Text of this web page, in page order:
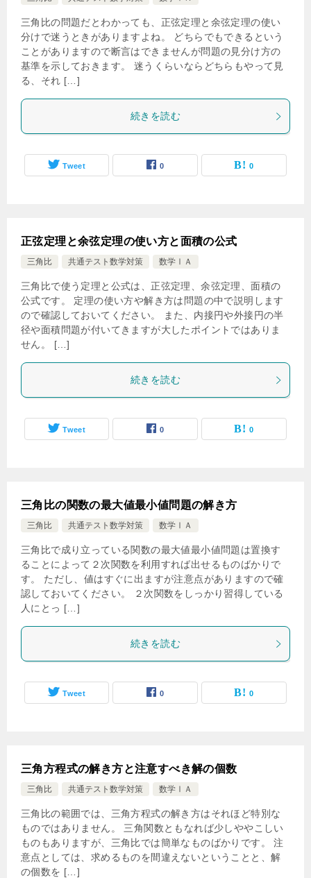
三角比の問題だとわかっても、正弦定理と余弦定理の使い
分けで迷うときがありますよね。 どちらでもできるという
ことがありますので断言はできませんが問題の見分け方の
基準を示しておきます。 迷うくらいならどちらもやって見
る、それ […]
続きを読む
Tweet 0 0
正弦定理と余弦定理の使い方と面積の公式
三角比 共通テスト数学対策 数学ⅠＡ
三角比で使う定理と公式は、正弦定理、余弦定理、面積の
公式です。 定理の使い方や解き方は問題の中で説明します
ので確認しておいてください。 また、内接円や外接円の半
径や面積問題が付いてきますが大したポイントではありま
せん。 […]
続きを読む
Tweet 0 0
三角比の関数の最大値最小値問題の解き方
三角比 共通テスト数学対策 数学ⅠＡ
三角比で成り立っている関数の最大値最小値問題は置換す
ることによって２次関数を利用すれば出せるものばかりで
す。 ただし、値はすぐに出ますが注意点がありますので確
認しておいてください。 ２次関数をしっかり習得している
人にとっ […]
続きを読む
Tweet 0 0
三角方程式の解き方と注意すべき解の個数
三角比 共通テスト数学対策 数学ⅠＡ
三角比の範囲では、三角方程式の解き方はそれほど特別な
ものではありません。 三角関数ともなれば少しややこしい
ものもありますが、三角比では簡単なものばかりです。 注
意点としては、求めるものを間違えないということと、解
の個数を […]